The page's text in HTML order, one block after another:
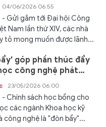
Nam lần thứ XIV
04/06/2026 06:55
- Gửi gắm tới Đại hội Công
Nam lần thứ XIV, các nhà
tỏ mong muốn được lãnh...
góp phần thúc đẩy
công nghệ phát
23/05/2026 06:00
Chính sách học bổng cho
các ngành Khoa học kỹ
công nghệ là "đòn bẩy"...